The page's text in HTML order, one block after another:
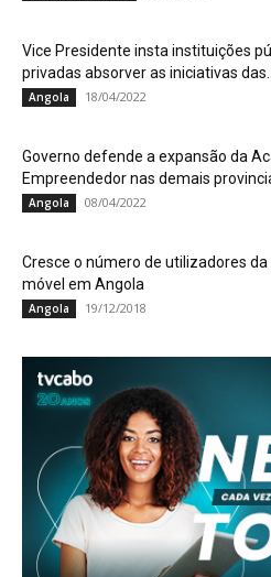
Vice Presidente insta instituições
privadas absorver as iniciativas das...
Angola 18/04/2022
Governo defende a expansão da
Empreendedor nas demais
Angola 08/04/2022
Cresce o número de utilizadores da
móvel em Angola
Angola 19/12/2018